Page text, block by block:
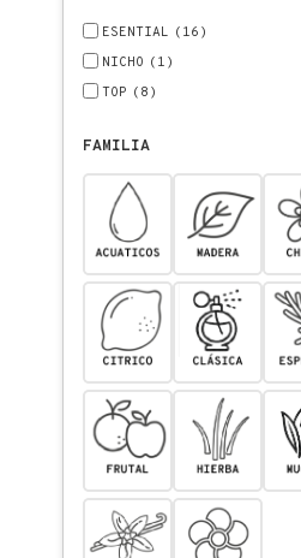
ESENTIAL (16)
NICHO (1)
TOP (8)
FAMILIA